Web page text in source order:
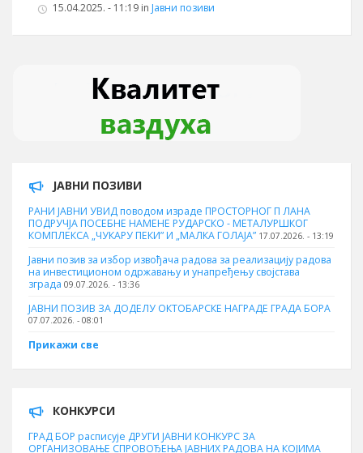
15.04.2025. - 11:19 in Јавни позиви
ЈАВНИ ПОЗИВИ
РАНИ ЈАВНИ УВИД поводом израде ПРОСТОРНОГ П ЛАНА
ПОДРУЧЈА ПОСЕБНЕ НАМЕНЕ РУДАРСКО - МЕТАЛУРШКОГ
КОМПЛЕКСА „ЧУКАРУ ПЕКИ” И „МАЛКА ГОЛАЈА” 17.07.2026. - 13:19
Јавни позив за избор извођача радова за реализацију радова
на инвестиционом одржавању и унапређењу својстава
зграда 09.07.2026. - 13:36
ЈАВНИ ПОЗИВ ЗА ДОДЕЛУ ОКТOБАРСКЕ НАГРАДЕ ГРАДА БОРА
07.07.2026. - 08:01
Прикажи све
КОНКУРСИ
ГРАД БОР расписује ДРУГИ ЈАВНИ КОНКУРС ЗА
ОРГАНИЗОВАЊЕ СПРОВОЂЕЊА ЈАВНИХ РАДОВА НА КОЈИМА